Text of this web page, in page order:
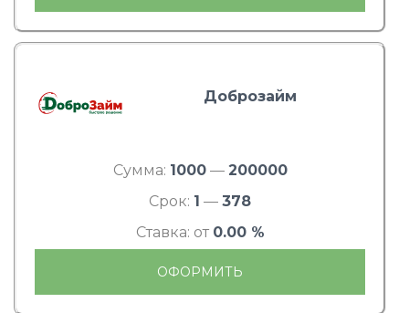
Доброзайм
Сумма: 1000— 200000
Срок: 1 — 378
Ставка: от 0.00 %
ОФОРМИТЬ